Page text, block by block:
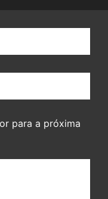
para a próxima